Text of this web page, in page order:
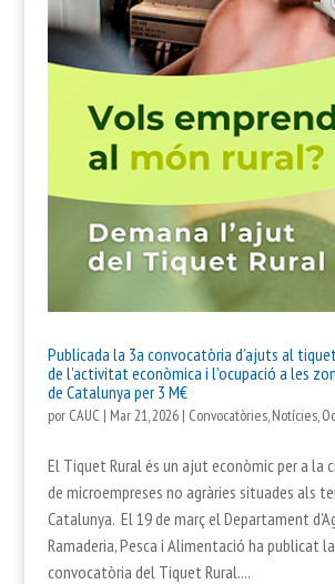
Publicada la 3a convocatòria d’ajuts al
de l’activitat econòmica i l’ocupació a les
de Catalunya per 3 M€
por CAUC | Mar 21, 2026| Convocatòries, Notícies,
El Tiquet Rural és un ajut econòmic per a la
de microempreses no agràries situades als
Catalunya. El 19 de març el Departament
Ramaderia, Pesca i Alimentació ha publicat
convocatòria del Tiquet Rural....